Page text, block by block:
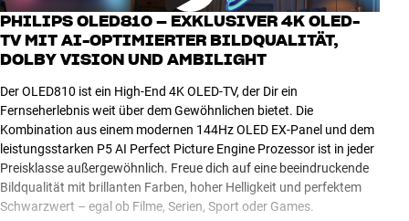
PHILIPS OLED810 – EXKLUSIVER 4K OLED-
TV MIT AI-OPTIMIERTER BILDQUALITÄT,
DOLBY VISION UND AMBILIGHT
Der OLED810 ist ein High-End 4K OLED-TV, der Dir ein
Fernseherlebnis weit über dem Gewöhnlichen bietet. Die
Kombination aus einem modernen 144Hz OLED EX-Panel und dem
leistungsstarken P5 AI Perfect Picture Engine Prozessor ist in jeder
Preisklasse außergewöhnlich. Freue dich auf eine beeindruckende
Bildqualität mit brillanten Farben, hoher Helligkeit und perfektem
Schwarzwert – egal ob Filme, Serien, Sport oder Games.